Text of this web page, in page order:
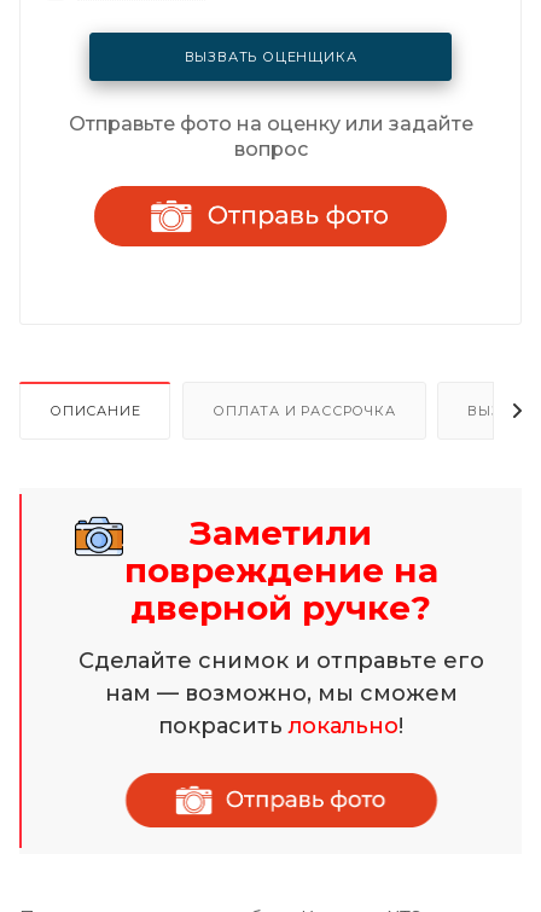
ВЫЗВАТЬ ОЦЕНЩИКА
Отправьте фото на оценку или задайте
вопрос
ОПИСАНИЕ ОПЛАТА И РАССРОЧКА ВЫЗОВ
Заметили
повреждение на
дверной ручке?
Сделайте снимок и отправьте его
нам — возможно, мы сможем
покраситьлокально!